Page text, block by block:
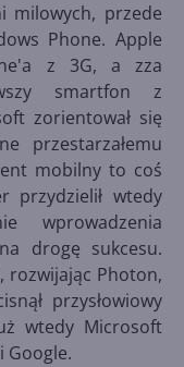
milowych, przede
Phone. Apple
z 3G, a zza
smartfon z
zorientował się
przestarzałemu
mobilny to coś
przydzielił wtedy
wprowadzenia
drogę sukcesu.
rozwijając Photon,
przysłowiowy
wtedy Microsoft
Google.